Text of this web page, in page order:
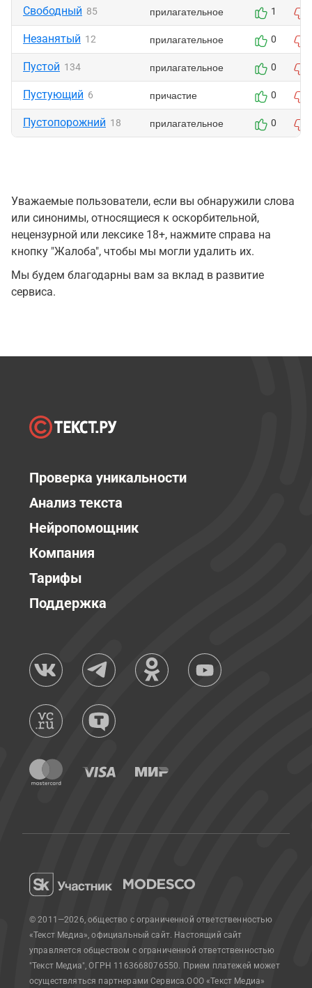
Свободный 85 прилагательное 1
Незанятый 12 прилагательное 0
Пустой 134 прилагательное 0
Пустующий 6 причастие 0
Пустопорожний 18 прилагательное 0
Уважаемые пользователи, если вы обнаружили слова
или синонимы, относящиеся к оскорбительной,
нецензурной или лексике 18+, нажмите справа на
кнопку "Жалоба", чтобы мы могли удалить их.
Мы будем благодарны вам за вклад в развитие
сервиса.
Проверка уникальности
Анализ текста
Нейропомощник
Компания
Тарифы
Поддержка
© 2011—2026, общество с ограниченной ответственностью
«Текст Медиа», официальный сайт. Настоящий сайт
управляется обществом с ограниченной ответственностью
"Текст Медиа", ОГРН 1163668076550. Прием платежей может
осуществляться партнерами Сервиса.ООО «Текст Медиа»